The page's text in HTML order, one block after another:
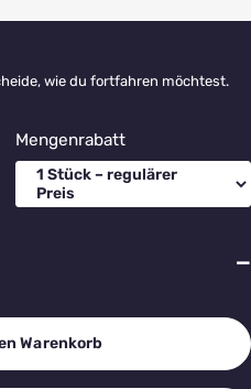
wie du fortfahren möchtest.
Mengenrabatt
—
Warenkorb